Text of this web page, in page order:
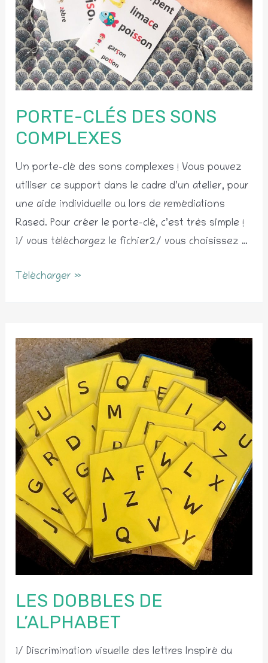
PORTE-CLÉS DES SONS
COMPLEXES
Un porte-clé des sons complexes ! Vous pouvez
utiliser ce support dans le cadre d’un atelier, pour
une aide individuelle ou lors de remédiations
Rased. Pour créer le porte-clé, c’est très simple !
1/ vous téléchargez le fichier2/ vous choisissez …
Porte-
complexes
Télécharger »
LES DOBBLES DE
L’ALPHABET
1/ Discrimination visuelle des lettres Inspiré du